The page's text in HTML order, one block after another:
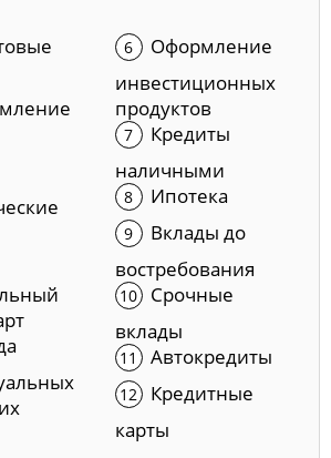
Оформление
инвестиционных
продуктов
Кредиты
наличными
Ипотека
Вклады до
востребования
Срочные
вклады
Автокредиты
Кредитные
карты